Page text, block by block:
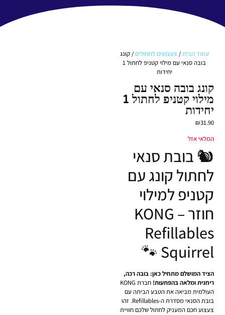
עמוד הבית/ צעצועים לחתולים / קונג
בובה סנאי עם מילוי קטניפ לחתול 1
יחידות
קונג בובה סנאי עם
מילוי קטניפ לחתול 1
יחידות
₪31.90
המלאי אזל
🐿️ בובת סנאי
לחתול קונג עם
קטניפ למילוי
חוזר – KONG
Refillables
Squirrel 🐾
הציד המושלם מתחיל כאן: בובה רכה,
ריחנית ומלאה בהפתעות!
חברת KONG
העולמית מביאה את הטבע הביתה עם
בובת הסנאי מסדרת ה-Refillables. זהו
צעצוע חכם המעניק לחתול שלכם חוויית